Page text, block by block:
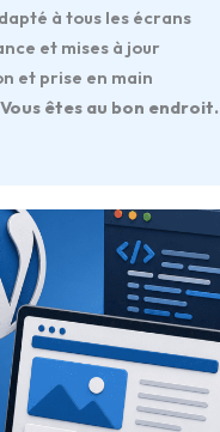
à tous les écrans
et mises à jour
et prise en main
Vous êtes au bon endroit.